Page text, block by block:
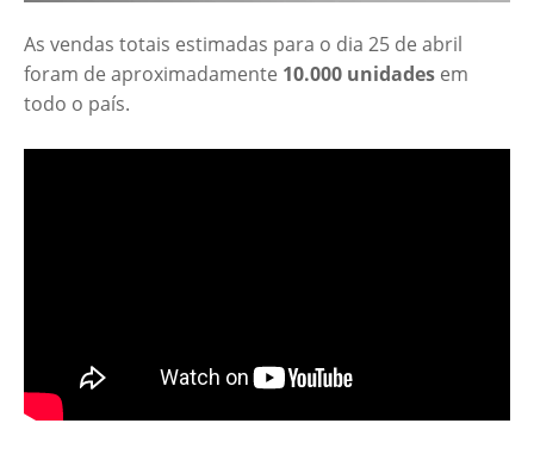
As vendas totais estimadas para o dia 25 de abril
foram de aproximadamente 10.000 unidades em
todo o país.